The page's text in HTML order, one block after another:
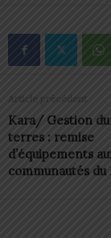
Article précédent
Kara/ Gestion
terres : remise
d’équipements
communautés